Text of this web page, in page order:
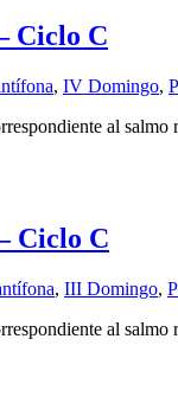
Ciclo C
, IV Domingo,
al
Ciclo C
, III Domingo,
al